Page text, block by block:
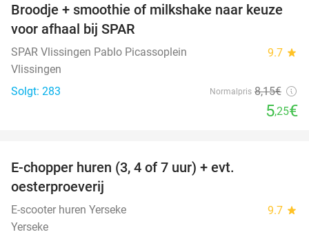
36%
Broodje + smoothie of milkshake naar keuze
voor afhaal bij SPAR
SPAR Vlissingen Pablo Picassoplein 9.7 star
Vlissingen
Solgt: 283
Normalpris 8,15€
5,25€
E-chopper huren (3, 4 of 7 uur) + evt.
oesterproeverij
E-scooter huren Yerseke 9.7 star
Yerseke